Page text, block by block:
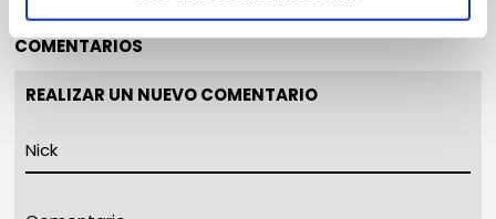
COMENTARIOS
REALIZAR UN NUEVO COMENTARIO